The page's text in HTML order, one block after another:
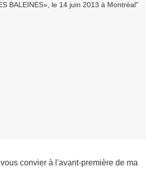
convier à l'avant-première de ma